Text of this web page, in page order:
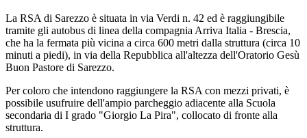
La RSA di Sarezzo è situata in via Verdi n. 42 ed è raggiungibile
tramite gli autobus di linea della compagnia Arriva Italia - Brescia,
che ha la fermata più vicina a circa 600 metri dalla struttura (circa 10
minuti a piedi), in via della Repubblica all'altezza dell'Oratorio Gesù
Buon Pastore di Sarezzo.
Per coloro che intendono raggiungere la RSA con mezzi privati, è
possibile usufruire dell'ampio parcheggio adiacente alla Scuola
secondaria di I grado "Giorgio La Pira", collocato di fronte alla
struttura.